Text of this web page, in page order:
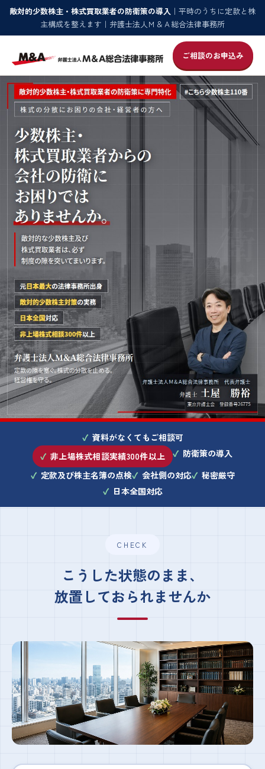
敵対的少数株主・株式買取業者の防衛策の導入 ｜平時のうちに定款と株
主構成を整えます｜弁護士法人Ｍ＆Ａ総合法律事務所
ご相談のお申込み
敵対的少数株主・株式買取業
資料がなくてもご相談可
非上場株式相談実績300件以上
防衛策の導入
定款及び株主名簿の点検
会社側の対応
秘密厳守
日本全国対応
CHECK
こうした状態のまま、
放置しておられませんか